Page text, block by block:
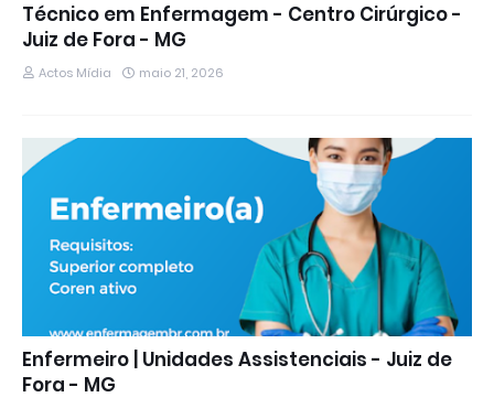
Técnico em Enfermagem - Centro Cirúrgico -
Juiz de Fora - MG
Actos Mídia maio 21, 2026
Enfermeiro | Unidades Assistenciais - Juiz de
Fora - MG